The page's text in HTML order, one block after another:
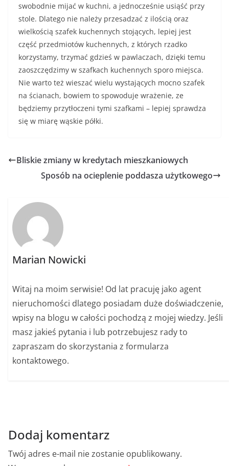
swobodnie mijać w kuchni, a jednocześnie usiąść przy
stole. Dlatego nie należy przesadzać z ilością oraz
wielkością szafek kuchennych stojących, lepiej jest
część przedmiotów kuchennych, z których rzadko
korzystamy, trzymać gdzieś w pawlaczach, dzięki temu
zaoszczędzimy w szafkach kuchennych sporo miejsca.
Nie warto też wieszać wielu wystających mocno szafek
na ścianach, bowiem to spowoduje wrażenie, ze
będziemy przytłoczeni tymi szafkami – lepiej sprawdza
się w miarę wąskie półki.
Bliskie zmiany w kredytach mieszkaniowych
Sposób na ocieplenie poddasza użytkowego
Marian Nowicki
Witaj na moim serwisie! Od lat pracuję jako agent
nieruchomości dlatego posiadam duże doświadczenie,
wpisy na blogu w całości pochodzą z mojej wiedzy. Jeśli
masz jakieś pytania i lub potrzebujesz rady to
zapraszam do skorzystania z formularza
kontaktowego.
Dodaj komentarz
Twój adres e-mail nie zostanie opublikowany.